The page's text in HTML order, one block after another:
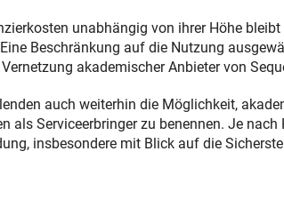
unabhängig von ihrer Höhe
Beschränkung auf die Nutzung
akademischer Anbieter von
auch weiterhin die Möglichkeit,
als Serviceerbringer zu benennen. Je
insbesondere mit Blick auf die